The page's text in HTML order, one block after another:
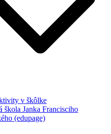
v škôlke
škola Janka Francisciho
(edupage)